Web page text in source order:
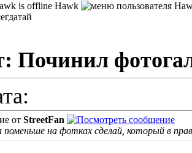
Hawk
Починил
от StreetFan
поменьше на фотках сделай, который в